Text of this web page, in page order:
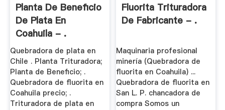
Planta De Beneficio
De Plata En
Coahuila - .
Quebradora de plata en
Chile . Planta Trituradora;
Planta de Beneficio; .
Quebradora de fluorita en
Coahuila precio; .
Trituradora de plata en
Fluorita Trituradora
De Fabricante - .
Maquinaria profesional
minería (Quebradora de
fluorita en Coahuila) ...
Quebradora de fluorita en
San L. P. chancadora de
compra Somos un